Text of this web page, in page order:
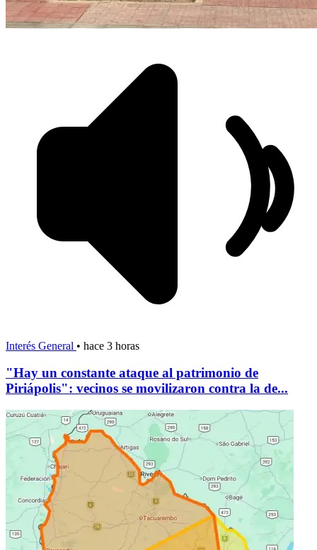
Interés General • hace 3 horas
"Hay un constante ataque al patrimonio de
Piriápolis": vecinos se movilizaron contra la de...